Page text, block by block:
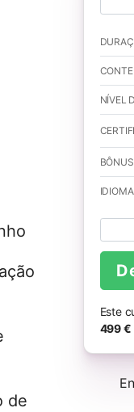
NÍVEL
Este
499 €
de